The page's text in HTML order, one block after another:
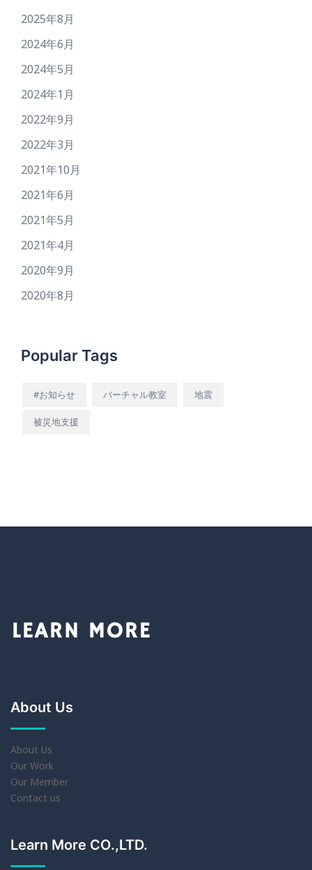
2025年8月
2024年6月
2024年5月
2024年1月
2022年9月
2022年3月
2021年10月
2021年6月
2021年5月
2021年4月
2020年9月
2020年8月
Popular Tags
#お知らせ バーチャル教室 地震
被災地支援
About Us
About Us
Our Work
Our Member
Contact us
Learn More CO.,LTD.